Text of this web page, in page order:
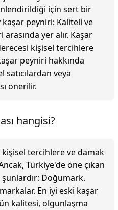
için sert bir
peyniri: Kaliteli ve
yer alır. Kaşar
kişisel tercihlere
peyniri hakkında
veya
önerilir.
hangisi?
kişisel tercihlere ve damak
Türkiye'de öne çıkan
şunlardır: Doğumark.
En iyi eski kaşar
kalitesi, olgunlaşma